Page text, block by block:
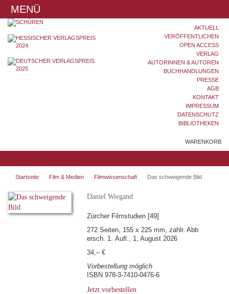
MENÜ
AKTUELL
VERÖFFENTLICHEN
OPEN ACCESS
VERLAG
AUTORINNEN & AUTOREN
BUCHHANDLUNGEN
PRESSE
AGB
KONTAKT
IMPRESSUM
DATENSCHUTZ
BIBLIOTHEKEN
WARENKORB
Startseite Film & Medien Filmwissenschaft Das schweigende Bild
Daniel Wiegand
Zürcher Filmstudien [49]
272 Seiten, 155 x 225 mm, zahlr. Abb
ersch. 1. Aufl., 1, August 2026
34,– €
Vorbestellung möglich
ISBN 978-3-7410-0476-6
Jetzt vorbestellen